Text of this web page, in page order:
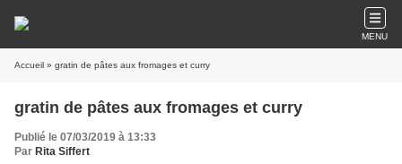
MENU
Accueil » gratin de pâtes aux fromages et curry
gratin de pâtes aux fromages et curry
Publié le 07/03/2019 à 13:33
Par Rita Siffert